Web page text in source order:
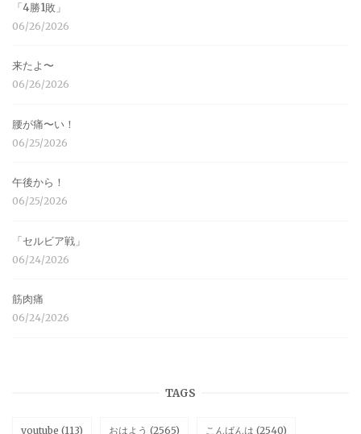
「4勝1敗」
06/26/2026
来たよ〜
06/26/2026
腰が痛〜い！
06/25/2026
午後から！
06/25/2026
「セルビア戦」
06/24/2026
筋肉痛
06/24/2026
TAGS
youtube (113) おはよう (2565) こんばんは (2540)